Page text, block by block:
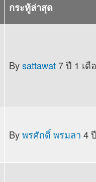
กระทู้ล่าสุด
Bysattawat7 ปี 1 เดื
Byพรศักดิ์ พรมลา 4